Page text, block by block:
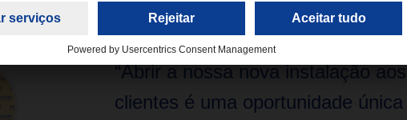
“Abrir a nossa nova instalação aos
clientes é uma oportunidade única